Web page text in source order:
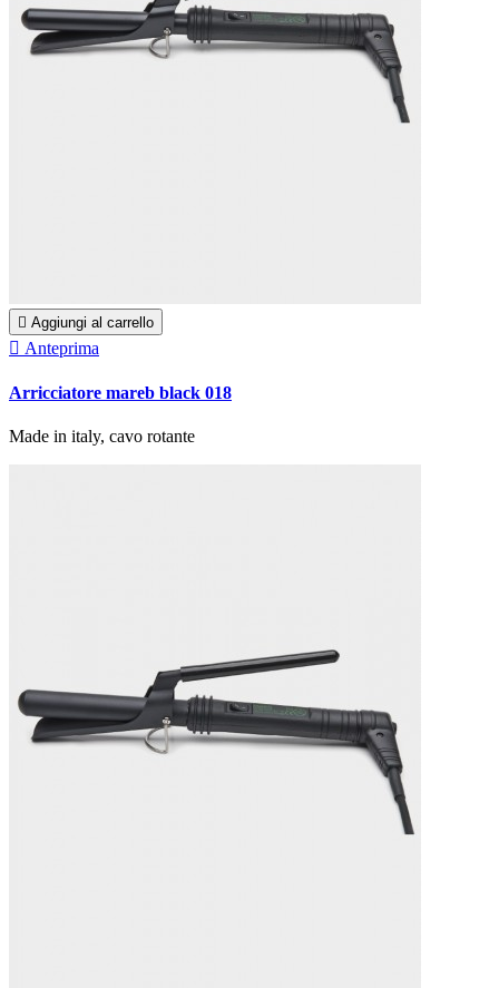
 Aggiungi al carrello
 Anteprima
Arricciatore mareb black 018
Made in italy, cavo rotante